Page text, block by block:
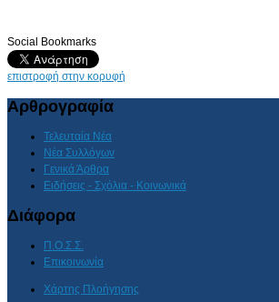
Social Bookmarks
επιστροφή στην κορυφή
Αρθρογραφία
Τελευταία Νέα
Νέα Συλλόγων
Γενικά Άρθρα
Ειδήσεις - Σχόλια - Κοινωνικά
Διάφορα
Π.Ο.Σ.Σ.
Επικοινωνία
Χάρτης Πλοήγησης